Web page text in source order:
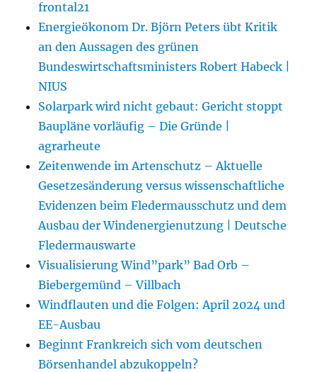
frontal21
Energieökonom Dr. Björn Peters übt Kritik
an den Aussagen des grünen
Bundeswirtschaftsministers Robert Habeck |
NIUS
Solarpark wird nicht gebaut: Gericht stoppt
Baupläne vorläufig – Die Gründe |
agrarheute
Zeitenwende im Artenschutz – Aktuelle
Gesetzesänderung versus wissenschaftliche
Evidenzen beim Fledermausschutz und dem
Ausbau der Windenergienutzung | Deutsche
Fledermauswarte
Visualisierung Wind”park” Bad Orb –
Biebergemünd – Villbach
Windflauten und die Folgen: April 2024 und
EE-Ausbau
Beginnt Frankreich sich vom deutschen
Börsenhandel abzukoppeln?